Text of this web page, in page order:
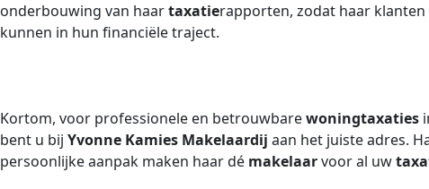
onderbouwing van haartaxatierapporten, zodat haar
kunnen in hun financiële traject.
Kortom, voor professionele en betrouwbarewoningtaxaties
bent u bij Yvonne Kamies Makelaardij aan het juiste adres.
persoonlijke aanpak maken haar dé makelaarvoor al uw